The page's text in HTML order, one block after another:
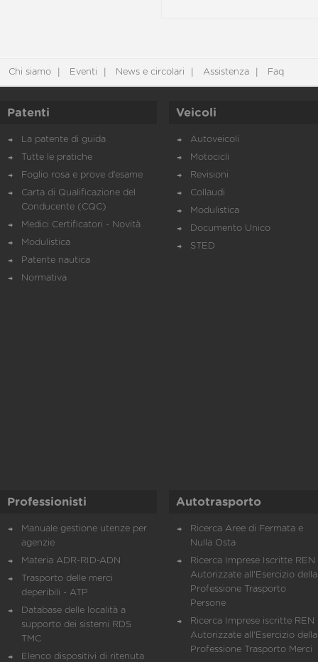
Chi siamo Eventi News e circolari Assistenza Faq
Patenti
La patente di guida
Tutte le pratiche
Foglio rosa e prove d’esame
Carta di Qualificazione del
Conducente (CQC)
Medici Certificatori - Novità
Modulistica
Patente nautica
Normativa
Veicoli
Autoveicoli
Motocicli
Revisioni
Collaudi
Modulistica
Documento Unico
STED
Professionisti
Manuale gestione utenze per
agenzie
Materia ADR-RID-ADN
Trasporto delle merci
deperibili - ATP
Database delle località a
supporto dei sistemi RDS
TMC
Elenco dispositivi di ritenuta
Autotrasporto
Ricerca Aree di Fermata e
Nulla Osta
Ricerca Imprese Iscritte REN
Autorizzate all'Esercizio della
Professione Trasporto
Persone
Ricerca Imprese iscritte REN
Autorizzate all'Esercizio della
Professione Trasporto Merci